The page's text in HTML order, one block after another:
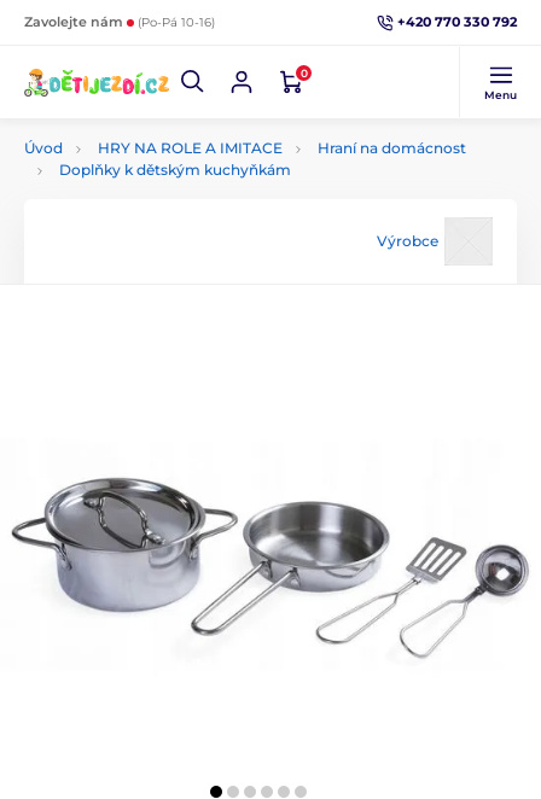
Zavolejte nám (Po-Pá 10-16) +420 770 330 792
0
Menu
Úvod HRY NA ROLE A IMITACE
Hraní na domácnost
Doplňky k dětským kuchyňkám
Výrobce